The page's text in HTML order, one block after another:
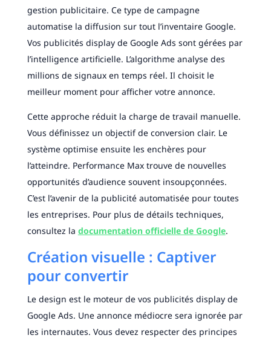
gestion publicitaire. Ce type de campagne
automatise la diffusion sur tout l’inventaire Google.
Vos publicités display de Google Ads sont gérées par
l’intelligence artificielle. L’algorithme analyse des
millions de signaux en temps réel. Il choisit le
meilleur moment pour afficher votre annonce.
Cette approche réduit la charge de travail manuelle.
Vous définissez un objectif de conversion clair. Le
système optimise ensuite les enchères pour
l’atteindre. Performance Max trouve de nouvelles
opportunités d’audience souvent insoupçonnées.
C’est l’avenir de la publicité automatisée pour toutes
les entreprises. Pour plus de détails techniques,
consultez la documentation officielle de Google.
Création visuelle : Captiver
pour convertir
Le design est le moteur de vos publicités display de
Google Ads. Une annonce médiocre sera ignorée par
les internautes. Vous devez respecter des principes